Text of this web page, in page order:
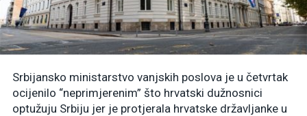
Srbijansko ministarstvo vanjskih poslova je u četvrtak
ocijenilo “neprimjerenim” što hrvatski dužnosnici
optužuju Srbiju jer je protjerala hrvatske državljanke u